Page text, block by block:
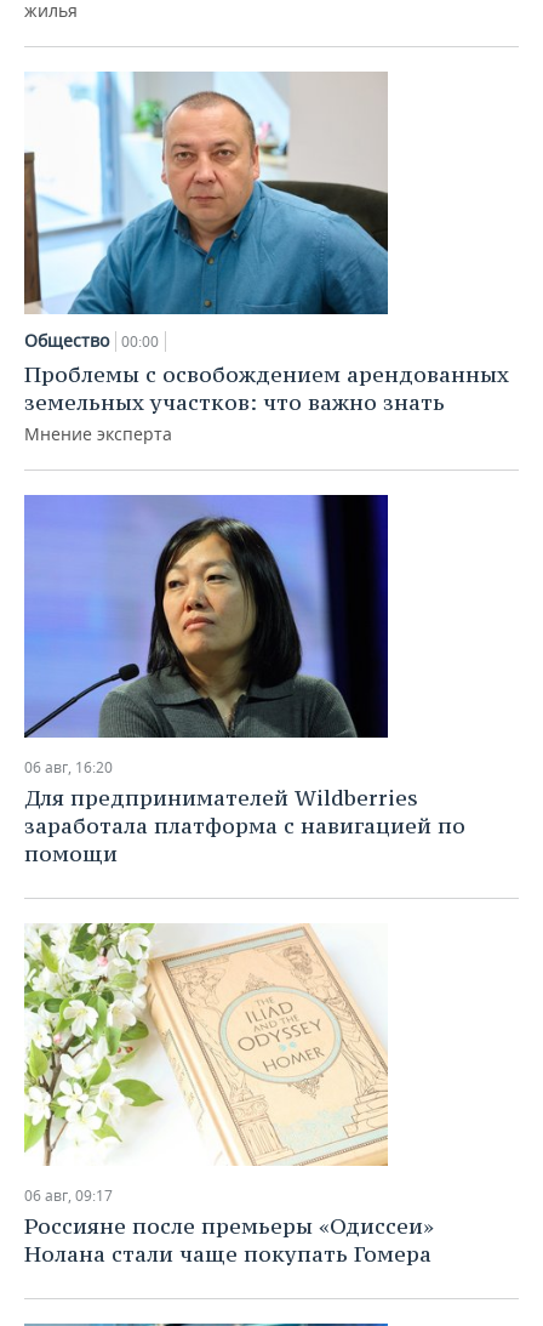
жилья
Общество 00:00
Проблемы с освобождением арендованных
земельных участков: что важно знать
Мнение эксперта
06 авг, 16:20
Для предпринимателей Wildberries
заработала платформа с навигацией по
помощи
06 авг, 09:17
Россияне после премьеры «Одиссеи»
Нолана стали чаще покупать Гомера